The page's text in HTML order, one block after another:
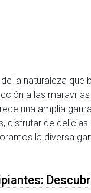
la naturaleza
a las
una amplia
de
la diversa